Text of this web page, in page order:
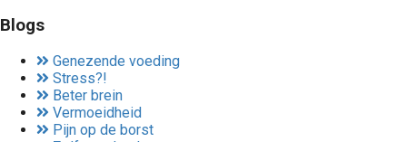
Blogs
Genezende voeding
Stress?!
Beter brein
Vermoeidheid
Pijn op de borst